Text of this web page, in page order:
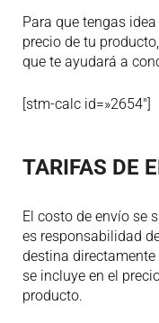
Para que tengas
precio de tu
que te ayudará a
[stm-calc id=»2654″]
TARIFAS DE
El costo de envío se
es responsabilidad
destina
se incluye en el
producto.